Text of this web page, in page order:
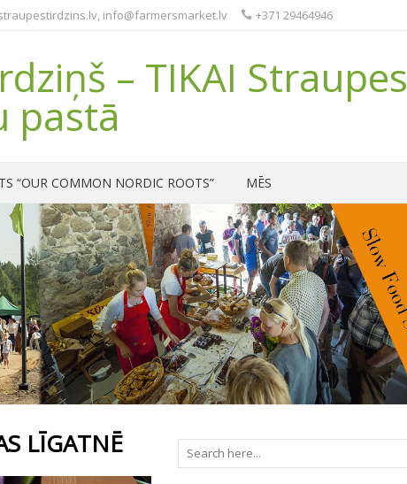
, info@farmersmarket.lv +371 29464946
– TIKAI Straupes
pastā
“OUR COMMON NORDIC ROOTS” MĒS
LĪGATNĒ